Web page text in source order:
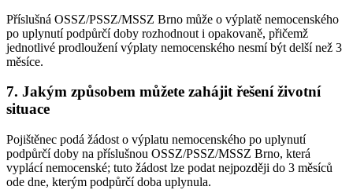
Příslušná OSSZ/PSSZ/MSSZ Brno může o výplatě nemocenského
po uplynutí podpůrčí doby rozhodnout i opakovaně, přičemž
jednotlivé prodloužení výplaty nemocenského nesmí být delší než 3
měsíce.
7. Jakým způsobem můžete zahájit řešení životní
situace
Pojištěnec podá žádost o výplatu nemocenského po uplynutí
podpůrčí doby na příslušnou OSSZ/PSSZ/MSSZ Brno, která
vyplácí nemocenské; tuto žádost lze podat nejpozději do 3 měsíců
ode dne, kterým podpůrčí doba uplynula.